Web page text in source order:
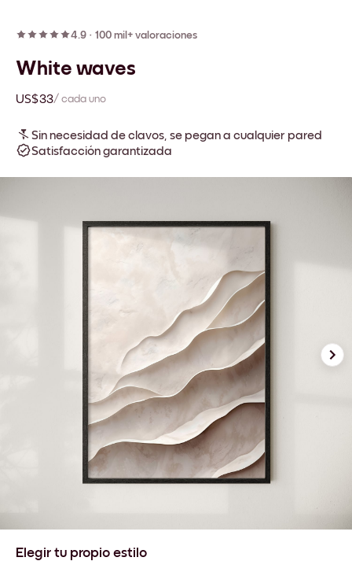
4.9 · 100 mil+ valoraciones
White waves
US$33/ cada uno
Sin necesidad de clavos, se pegan a cualquier pared
Satisfacción garantizada
Elegir tu propio estilo